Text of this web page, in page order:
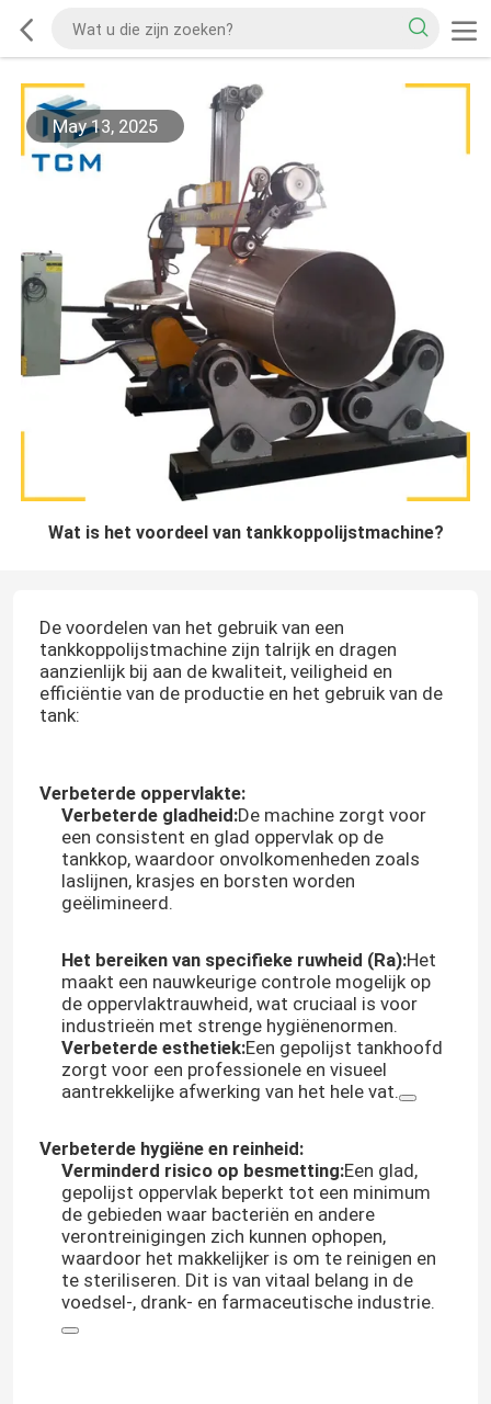
May 13, 2025
Wat is het voordeel van tankkoppolijstmachine?
De voordelen van het gebruik van een
tankkoppolijstmachine zijn talrijk en dragen
aanzienlijk bij aan de kwaliteit, veiligheid en
efficiëntie van de productie en het gebruik van de
tank:
Verbeterde oppervlakte:
Verbeterde gladheid:De machine zorgt voor
een consistent en glad oppervlak op de
tankkop, waardoor onvolkomenheden zoals
laslijnen, krasjes en borsten worden
geëlimineerd.
Het bereiken van specifieke ruwheid (Ra):Het
maakt een nauwkeurige controle mogelijk op
de oppervlaktrauwheid, wat cruciaal is voor
industrieën met strenge hygiënenormen.
Verbeterde esthetiek:Een gepolijst tankhoofd
zorgt voor een professionele en visueel
aantrekkelijke afwerking van het hele vat.
Verbeterde hygiëne en reinheid:
Verminderd risico op besmetting:Een glad,
gepolijst oppervlak beperkt tot een minimum
de gebieden waar bacteriën en andere
verontreinigingen zich kunnen ophopen,
waardoor het makkelijker is om te reinigen en
te steriliseren. Dit is van vitaal belang in de
voedsel-, drank- en farmaceutische industrie.